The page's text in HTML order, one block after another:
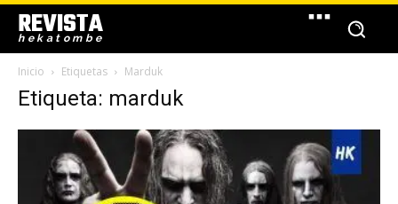
REVISTA
hekatombe
Inicio Etiquetas Marduk
Etiqueta: marduk